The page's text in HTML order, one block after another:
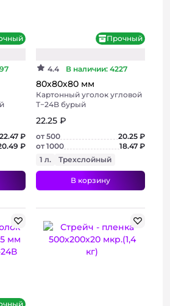
22.47 ₽
₽
Прочный
4.4 В наличии: 4227
80х80х80 мм
Картонный уголок угловой
Т−24B бурый
22.25 ₽
от 500
20.25 ₽
от 1000
18.47 ₽
1 л.
Трехслойный
В корзину